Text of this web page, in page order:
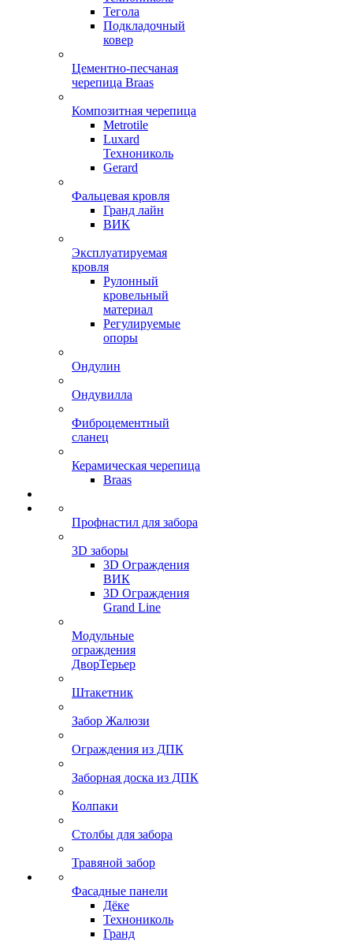
Тегола
Подкладочный
ковер
Цементно-песчаная
черепица Braas
Композитная черепица
Metrotile
Luxard
Технониколь
Gerard
Фальцевая кровля
Гранд лайн
ВИК
Эксплуатируемая
кровля
Рулонный
кровельный
материал
Регулируемые
опоры
Ондулин
Ондувилла
Фиброцементный
сланец
Керамическая черепица
Braas
Профнастил для забора
3D заборы
3D Ограждения
ВИК
3D Ограждения
Grand Line
Модульные
ограждения
ДворТерьер
Штакетник
Забор Жалюзи
Ограждения из ДПК
Заборная доска из ДПК
Колпаки
Столбы для забора
Травяной забор
Фасадные панели
Дёке
Технониколь
Гранд